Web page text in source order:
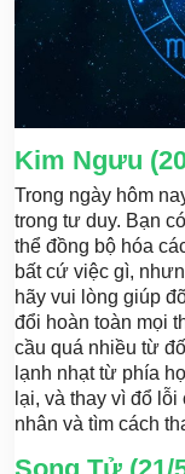
Kim Ngưu
Trong ngày hôm
trong tư duy. Bạn
thể đồng bộ hóa
bất cứ việc gì,
hãy vui lòng giúp
đổi hoàn toàn mọi
cầu quá nhiều từ
lạnh nhạt từ phía
lại, và thay vì đổ
nhân và tìm cách